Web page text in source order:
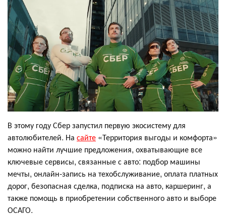
В этому году Сбер запустил первую экосистему для
автолюбителей. На сайте «Территория выгоды и комфорта»
можно найти лучшие предложения, охватывающие все
ключевые сервисы, связанные с авто: подбор машины
мечты, онлайн-запись на техобслуживание, оплата платных
дорог, безопасная сделка, подписка на авто, каршеринг, а
также помощь в приобретении собственного авто и выборе
ОСАГО.